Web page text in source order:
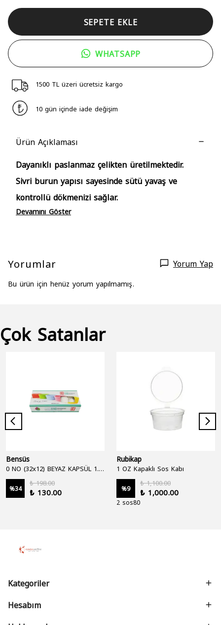
SEPETE EKLE
WHATSAPP
1500 TL üzeri ücretsiz kargo
10 gün içinde iade değişim
Ürün Açıklaması
Dayanıklı paslanmaz çelikten üretilmektedir.
Sivri burun yapısı sayesinde sütü yavaş ve
kontrollü dökmenizi sağlar.
Devamını Göster
Yorumlar Yorum Yap
Bu ürün için henüz yorum yapılmamış.
Çok Satanlar
Bensüs
%34
₺ 198.00
₺ 130.00
Rubikap
1 OZ Kapaklı Sos Kabı
%9
₺ 1,100.00
₺ 1,000.00
2 sos80
Kategoriler
Hesabım